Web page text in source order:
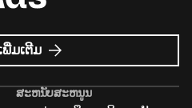
ມເຕີມ ກ່ຽວກັບ
Mozilla
ສະຫນັບສະຫນູນ